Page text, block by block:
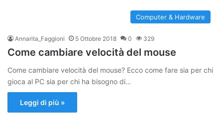
Computer & Hardware
Annarita_Faggioni 5 Ottobre 2018 0 329
Come cambiare velocità del mouse
Come cambiare velocità del mouse? Ecco come fare sia per chi
gioca al PC sia per chi ha bisogno di…
Leggi di più »